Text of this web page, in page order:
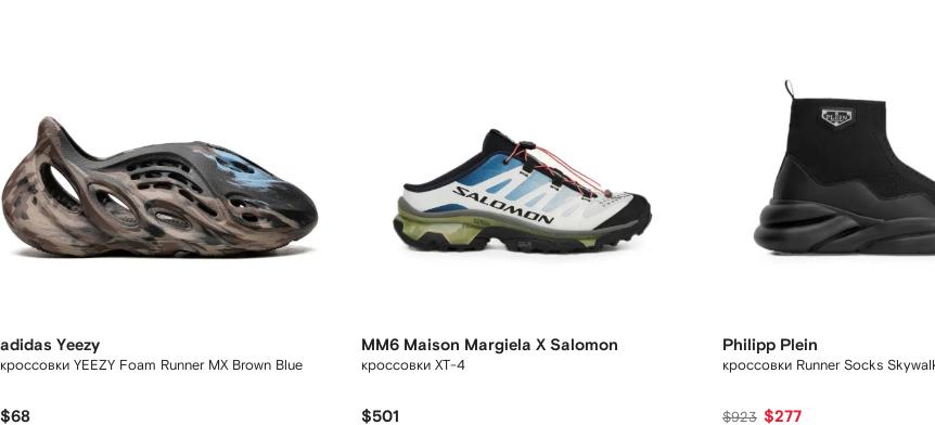
adidas Yeezy
кроссовки YEEZY Foam Runner MX Brown Blue
$68
MM6 Maison Margiela X Salomon
кроссовки XT-4
$501
Philipp Plein
кроссовки Runner Socks
$923 $277